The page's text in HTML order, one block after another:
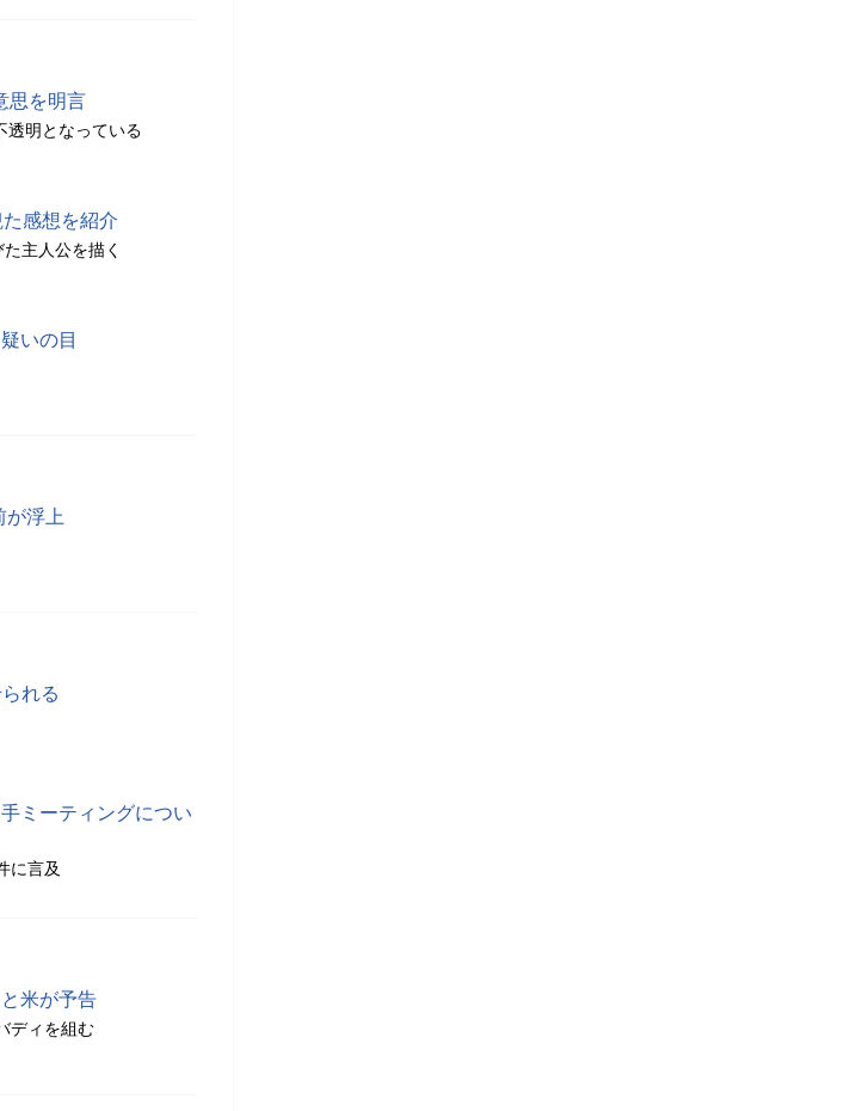
思を明言
透明となっている
感想を紹介
主人公を描く
いの目
が浮上
れる
ミーティングについ
に言及
米が予告
ディを組む